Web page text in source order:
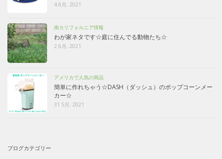
4 6月, 2021
南カリフォルニア情報
わが家ネタです☆庭に住んでる動物たち☆
2 6月, 2021
アメリカで人気の商品
簡単に作れちゃう☆DASH（ダッシュ）のポップコーンメー
カー☆
31 5月, 2021
ブログカテゴリー